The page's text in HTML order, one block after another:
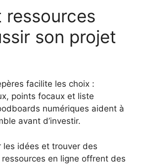
ressources
son projet
facilite les choix :
points focaux et liste
numériques aident à
avant d’investir.
les idées et trouver des
en ligne offrent des